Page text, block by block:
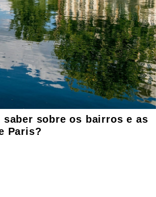
saber sobre os bairrose as
Paris?